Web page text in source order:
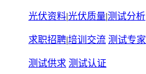
光伏资料|光伏质量|测试分析
求职招聘|培训交流 测试专家
测试供求 测试认证